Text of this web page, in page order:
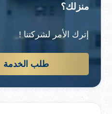
منزلك؟
إترك الأمر لشركتنا !
طلب الخدمة